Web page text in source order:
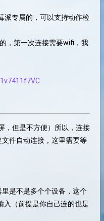
派专属的，可以支持动作检
，第一次连接需要wifi，我
，但是不方便）所以，连接
件自动连接，这里需要等
是不是多个个设备，这个
入（前提是你自己连的也是